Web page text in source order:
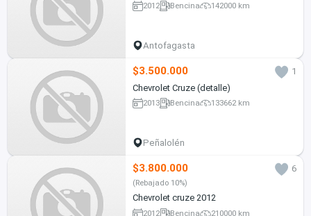
2012 Bencina 142000 km
Antofagasta
$3.500.000
1
Chevrolet Cruze (detalle)
2013 Bencina 133662 km
Peñalolén
$3.800.000 6
(Rebajado 10%)
Chevrolet cruze 2012
2012 Bencina 210000 km